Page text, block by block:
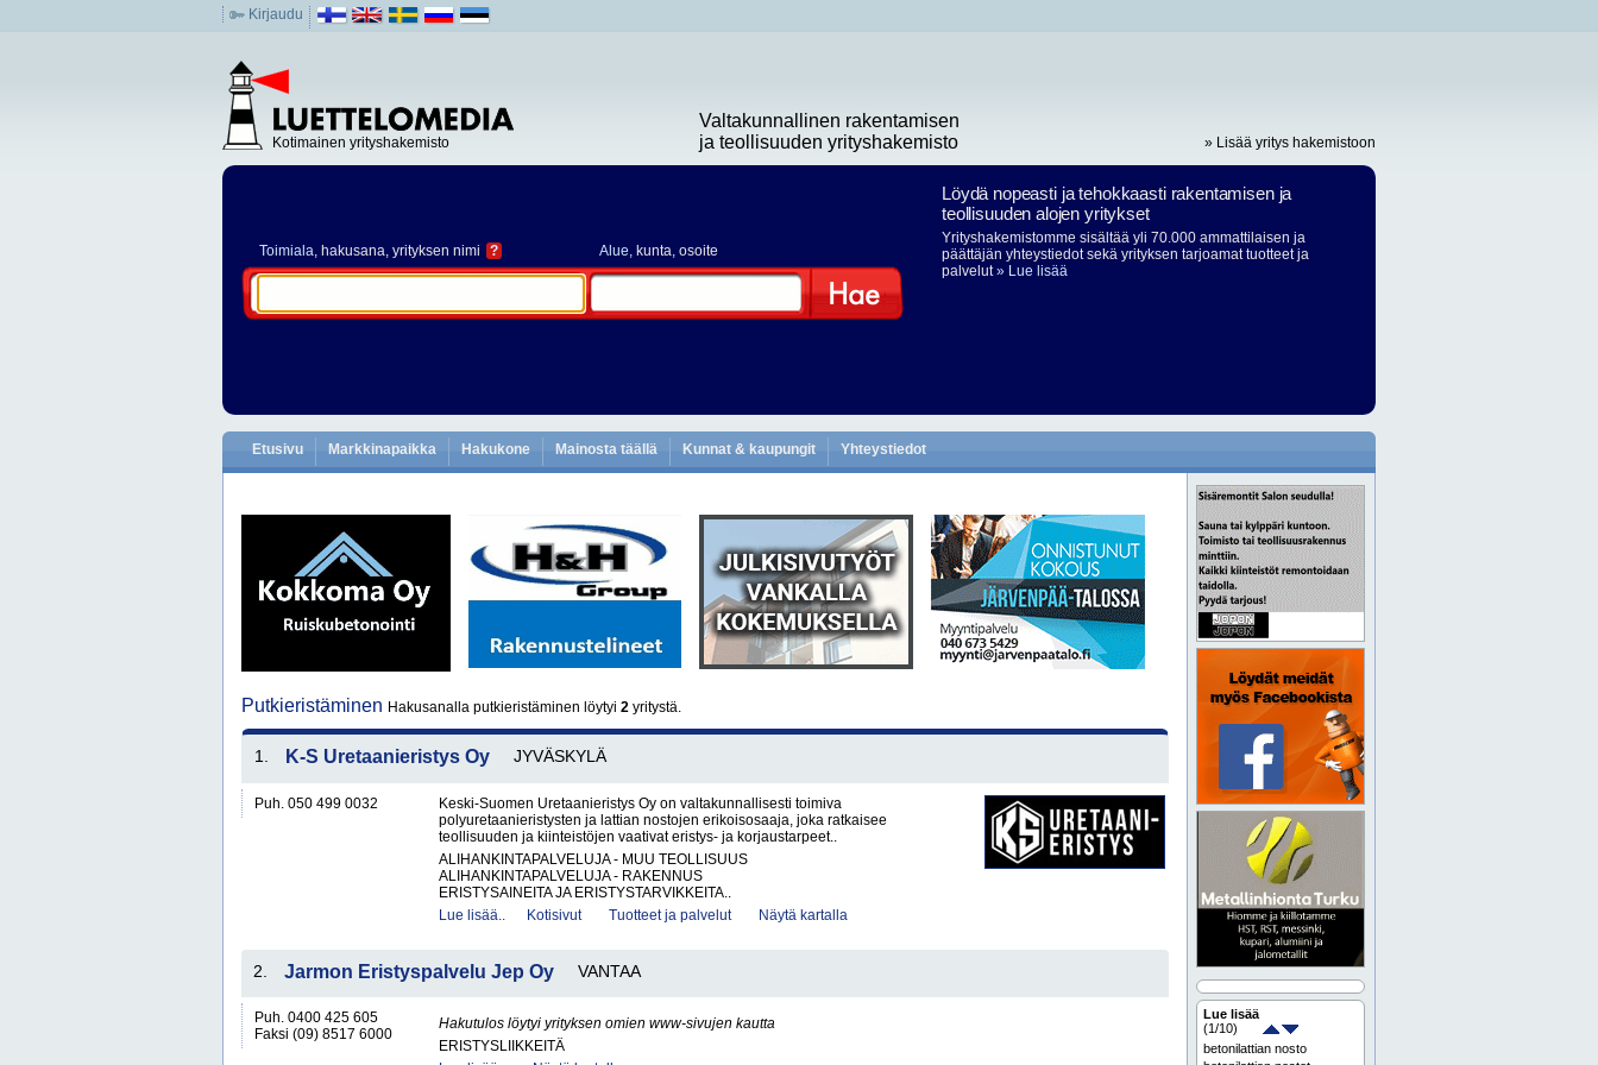
Kirjaudu
Kotimainen yrityshakemisto
Valtakunnallinen rakentamisen
ja teollisuuden yrityshakemisto
» Lisää yritys hakemistoon
Toimiala, hakusana, yrityksen nimi ? Alue, kunta, osoite
Löydä nopeasti ja tehokkaasti rakentamisen ja
teollisuuden alojen yritykset
Yrityshakemistomme sisältää yli 70.000 ammattilaisen ja
päättäjän yhteystiedot sekä yrityksen tarjoamat tuotteet ja
palvelut» Lue lisää
Etusivu Markkinapaikka Hakukone Mainosta täällä Kunnat & kaupungit Yhteystiedot
Putkieristäminen Hakusanalla putkieristäminen löytyi 2 yritystä.
1. K-S Uretaanieristys Oy JYVÄSKYLÄ
Puh. 050 499 0032
Keski-Suomen Uretaanieristys Oy on valtakunnallisesti toimiva
polyuretaanieristysten ja lattian nostojen erikoisosaaja, joka ratkaisee
teollisuuden ja kiinteistöjen vaativat eristys- ja korjaustarpeet..
ALIHANKINTAPALVELUJA - MUU TEOLLISUUS
ALIHANKINTAPALVELUJA - RAKENNUS
ERISTYSAINEITA JA ERISTYSTARVIKKEITA..
Lue lisää..
Kotisivut Tuotteet ja palvelut Näytä kartalla
2. Jarmon Eristyspalvelu Jep Oy VANTAA
Puh. 0400 425 605
Faksi (09) 8517 6000
Hakutulos löytyi yrityksen omien www-sivujen kautta
ERISTYSLIIKKEITÄ
Lue lisää
(1/10)
betonilattian nosto